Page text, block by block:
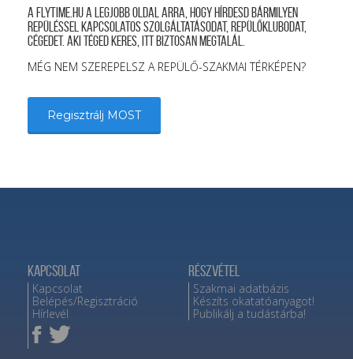
A FLYTIME.HU a legjobb oldal arra, hogy hírdesd bármilyen
repüléssel kapcsolatos szolgáltatásodat, repülőklubodat,
cégedet. Aki téged keres, itt biztosan megtalál.
MÉG NEM SZEREPELSZ A REPÜLŐ-SZAKMAI TÉRKÉPEN?
Regisztrálj MOST
Kapcsolat
Kapcsolat
Belépés/Regisztráció
Hírlevél
Részvétel
Szakmai adatbázis
Készíts okatatóanyagot!
Publikálj a tudástárba!